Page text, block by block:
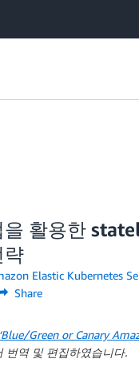
활용한
략
Elastic Kubernetes
Share
‘Blue/Green or Canary
번역 및 편집하였습니다.